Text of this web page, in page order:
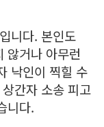
니다. 본인도
않거나 아무런
낙인이 찍힐 수
간자 소송 피고
니다.